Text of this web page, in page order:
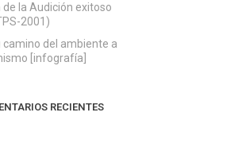
de la Audición exitoso
2001)
camino del ambiente a
[infografía]
RECIENTES